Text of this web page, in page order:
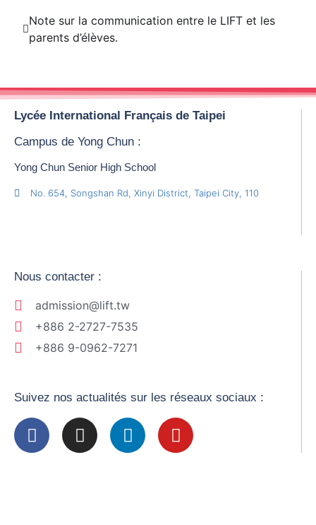
Note sur la communication entre le LIFT et les
parents d’élèves.
Lycée International Français de Taipei
Campus de Yong Chun :
Yong Chun Senior High School
No. 654, Songshan Rd, Xinyi District, Taipei City, 110
Nous contacter :
admission@lift.tw
+886 2-2727-7535
+886 9-0962-7271
Suivez nos actualités sur les réseaux sociaux :